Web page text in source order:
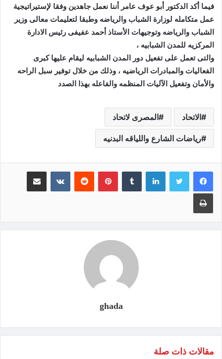
فيما أكد الدكتور أبو عوف عامر أننا نعمل جاهدين وفقا لإستيراتيجية
عمل متكامله لوزارة الشباب والرياضه وطبقا لتعليمات معالى وزير
الشباب والرياضه وتوجيهات الأستاذ أحمد عفيفى رئيس الادارة
المركزيه للمدن الشبابيه ،
والتى تعمل على تفعيل دور المدن الشبابيه ليقام عليها كبرى
الفعاليات والمبادرات الرياضيه ، وذلك من خلال توفير سبل الراحه
والأمان وتفعيل الآليات المنظمه والفاعله بهذا الصدد
الاتحاد المصرى لاتحاد
رياضات الشارع واللياقه البدنيه
لينكدإن بينتيريست
ghada
مقالات ذات صلة